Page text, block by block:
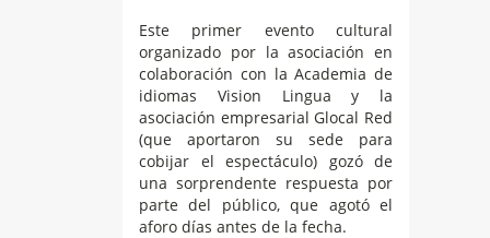
Este primer evento cultural
organizado por la asociación en
colaboración con la Academia de
idiomas Vision Lingua y la
asociación empresarial Glocal Red
(que aportaron su sede para
cobijar el espectáculo) gozó de
una sorprendente respuesta por
parte del público, que agotó el
aforo días antes de la fecha.